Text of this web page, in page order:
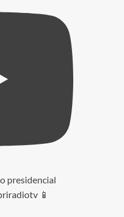
presidencial
📱